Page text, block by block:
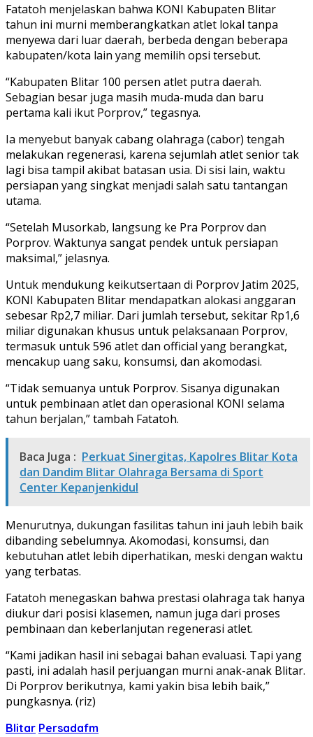
Fatatoh menjelaskan bahwa KONI Kabupaten Blitar
tahun ini murni memberangkatkan atlet lokal tanpa
menyewa dari luar daerah, berbeda dengan beberapa
kabupaten/kota lain yang memilih opsi tersebut.
“Kabupaten Blitar 100 persen atlet putra daerah.
Sebagian besar juga masih muda-muda dan baru
pertama kali ikut Porprov,” tegasnya.
Ia menyebut banyak cabang olahraga (cabor) tengah
melakukan regenerasi, karena sejumlah atlet senior tak
lagi bisa tampil akibat batasan usia. Di sisi lain, waktu
persiapan yang singkat menjadi salah satu tantangan
utama.
“Setelah Musorkab, langsung ke Pra Porprov dan
Porprov. Waktunya sangat pendek untuk persiapan
maksimal,” jelasnya.
Untuk mendukung keikutsertaan di Porprov Jatim 2025,
KONI Kabupaten Blitar mendapatkan alokasi anggaran
sebesar Rp2,7 miliar. Dari jumlah tersebut, sekitar Rp1,6
miliar digunakan khusus untuk pelaksanaan Porprov,
termasuk untuk 596 atlet dan official yang berangkat,
mencakup uang saku, konsumsi, dan akomodasi.
“Tidak semuanya untuk Porprov. Sisanya digunakan
untuk pembinaan atlet dan operasional KONI selama
tahun berjalan,” tambah Fatatoh.
Baca Juga : Perkuat Sinergitas, Kapolres Blitar Kota
dan Dandim Blitar Olahraga Bersama di Sport
Center Kepanjenkidul
Menurutnya, dukungan fasilitas tahun ini jauh lebih baik
dibanding sebelumnya. Akomodasi, konsumsi, dan
kebutuhan atlet lebih diperhatikan, meski dengan waktu
yang terbatas.
Fatatoh menegaskan bahwa prestasi olahraga tak hanya
diukur dari posisi klasemen, namun juga dari proses
pembinaan dan keberlanjutan regenerasi atlet.
“Kami jadikan hasil ini sebagai bahan evaluasi. Tapi yang
pasti, ini adalah hasil perjuangan murni anak-anak Blitar.
Di Porprov berikutnya, kami yakin bisa lebih baik,”
pungkasnya. (riz)
Blitar Persadafm